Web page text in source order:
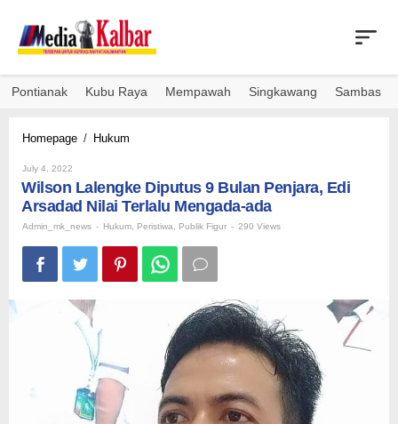
content
Pontianak Kubu Raya Mempawah Singkawang Sambas
Homepage / Hukum
9
Bulan
Edi
Arsadad
Terlalu
July 4, 2022
Wilson Lalengke Diputus 9 Bulan Penjara, Edi
Arsadad Nilai Terlalu Mengada-ada
Admin_mk_news - Hukum Peristiwa Publik Figur - 290 Views